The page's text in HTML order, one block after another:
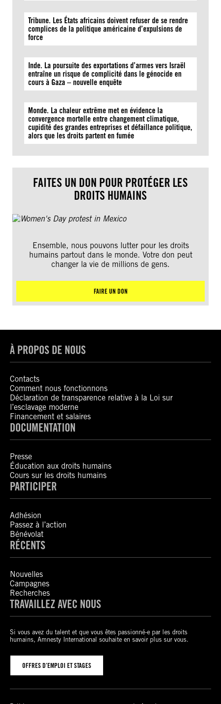
Tribune. Les États africains doivent refuser de se rendre
complices de la politique américaine d’expulsions de
force
Inde. La poursuite des exportations d’armes vers Israël
entraîne un risque de complicité dans le génocide en
cours à Gaza – nouvelle enquête
Monde. La chaleur extrême met en évidence la
convergence mortelle entre changement climatique,
cupidité des grandes entreprises et défaillance politique,
alors que les droits partent en fumée
FAITES UN DON POUR PROTÉGER LES
DROITS HUMAINS
Ensemble, nous pouvons lutter pour les droits
humains partout dans le monde. Votre don peut
changer la vie de millions de gens.
FAIRE UN DON
À PROPOS DE NOUS
Contacts
Comment nous fonctionnons
Déclaration de transparence relative à la Loi sur
l’esclavage moderne
Financement et salaires
DOCUMENTATION
Presse
Éducation aux droits humains
Cours sur les droits humains
PARTICIPER
Adhésion
Passez à l’action
Bénévolat
RÉCENTS
Nouvelles
Campagnes
Recherches
TRAVAILLEZ AVEC NOUS
Si vous avez du talent et que vous êtes passionné-e par les droits
humains, Amnesty International souhaite en savoir plus sur vous.
OFFRES D’EMPLOI ET STAGES